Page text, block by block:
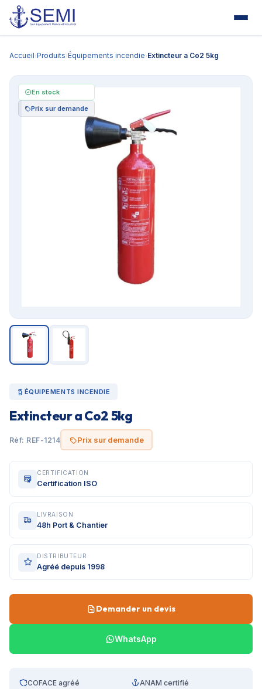
Accueil›Produits›Équipements incendie›Extincteur a Co2 5kg
En stock
Prix sur demande
ÉQUIPEMENTS INCENDIE
Extincteur a Co2 5kg
Réf: REF-1214 Prix sur demande
CERTIFICATION
Certification ISO
LIVRAISON
48h Port & Chantier
DISTRIBUTEUR
Agréé depuis 1998
Demander un devis
WhatsApp
COFACE agréé
ANAM certifié